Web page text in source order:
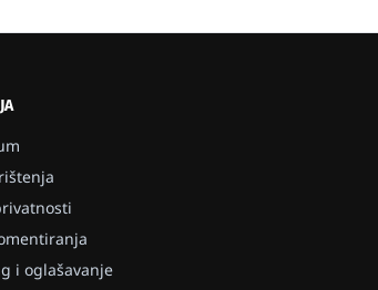
i oglašavanje